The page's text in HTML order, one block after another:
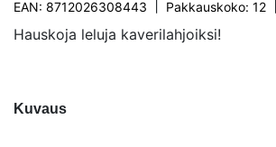
EAN: 8712026308443 Pakkauskoko: 12
Hauskoja leluja kaverilahjoiksi!
Kuvaus